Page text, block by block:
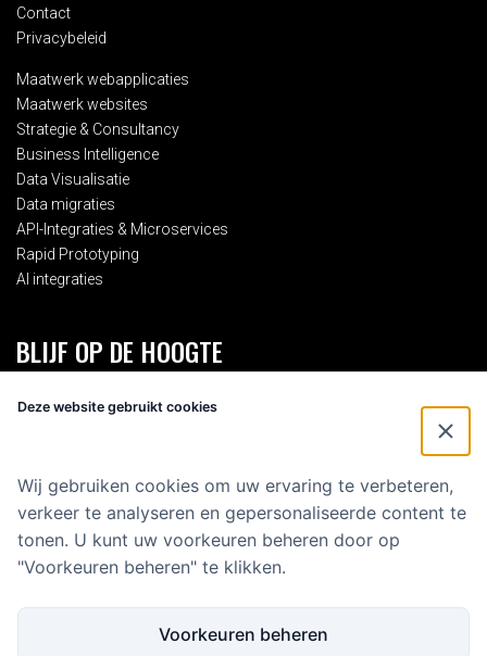
Contact
Privacybeleid
Maatwerk webapplicaties
Maatwerk websites
Strategie & Consultancy
Business Intelligence
Data Visualisatie
Data migraties
API-Integraties & Microservices
Rapid Prototyping
AI integraties
BLIJF OP DE HOOGTE
hoogte van alles rondom Eenvoud.
E-mailadres
Deze website gebruikt cookies
Wij gebruiken cookies om uw ervaring te verbeteren,
verkeer te analyseren en gepersonaliseerde content te
tonen. U kunt uw voorkeuren beheren door op
"Voorkeuren beheren" te klikken.
Voorkeuren beheren